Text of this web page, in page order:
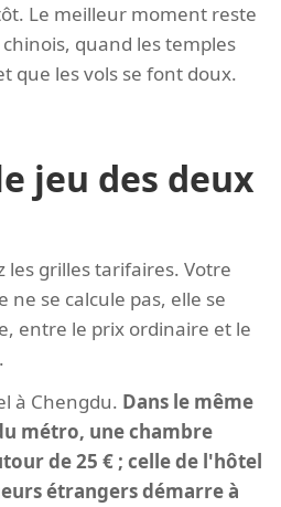
Le meilleur moment reste
quand les temples
que les vols se font doux.
jeu des deux
les grilles tarifaires. Votre
se calcule pas, elle se
entre le prix ordinaire et le
à Chengdu. Dans le même
métro, une chambre
de 25 € ; celle de l'hôtel
étrangers démarre à